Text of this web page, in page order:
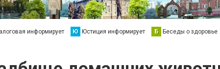
информирует Ю Юстиция информирует Б Беседы о здоровье